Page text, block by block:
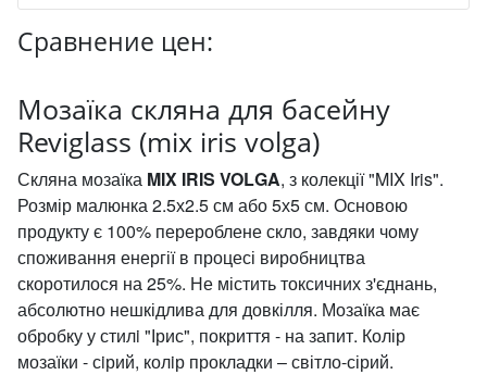
Сравнение цен:
Мозаїка скляна для басейну
Reviglass (mix iris volga)
Скляна мозаїка MIX IRIS VOLGA, з колекції "MIX Iris".
Розмір малюнка 2.5х2.5 см або 5х5 см. Основою
продукту є 100% перероблене скло, завдяки чому
споживання енергії в процесі виробництва
скоротилося на 25%. Не містить токсичних з'єднань,
абсолютно нешкідлива для довкілля. Мозаїка має
обробку у стилi "Ірис", покриття - на запит. Колір
мозаїки - сiрий, колiр прокладки – світло-сірий.